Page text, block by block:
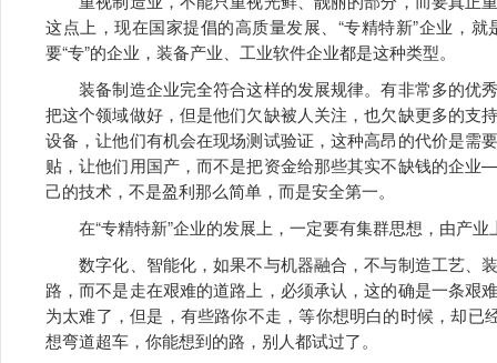
这点上，现在国家提倡的高质量发展、“专精特新”企业，
要“专”的企业，装备产业、工业软件企业都是这种类型。
装备制造企业完全符合这样的发展规律。有非常多的优
把这个领域做好，但是他们欠缺被人关注，也欠缺更多的
设备，让他们有机会在现场测试验证，这种高昂的代价是
贴，让他们用国产，而不是把资金给那些其实不缺钱的企
己的技术，不是盈利那么简单，而是安全第一。
在“专精特新”企业的发展上，一定要有集群思想，由产业
数字化、智能化，如果不与机器融合，不与制造工艺、
路，而不是走在艰难的道路上，必须承认，这的确是一条艰
为太难了，但是，有些路你不走，等你想明白的时候，却
想弯道超车，你能想到的路，别人都试过了。